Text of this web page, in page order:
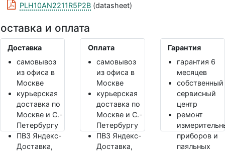
PLH10AN2211R5P2B (datasheet)
и оплата
Доставка
самовывоз
из офиса в
Москве
курьерская
доставка по
Москве и С.-
Петербургу
ПВЗ Яндекс-
Доставка,
Оплата
самовывоз
из офиса в
Москве
курьерская
доставка по
Москве и С.-
Петербургу
ПВЗ Яндекс-
Доставка,
Гарантия
гарантия 6
месяцев
собственный
сервисный
центр
ремонт
приборов и
паяльных